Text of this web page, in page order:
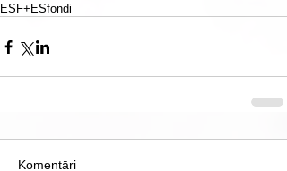
ESF+ ESfondi
Komentāri